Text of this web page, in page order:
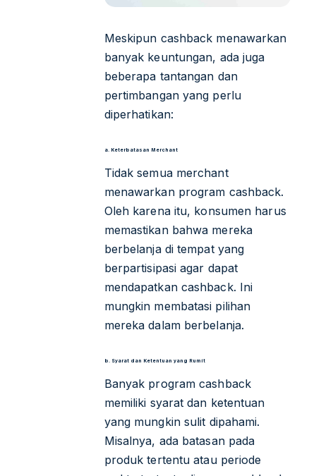
Meskipun cashback menawarkan
banyak keuntungan, ada juga
beberapa tantangan dan
pertimbangan yang perlu
diperhatikan:
a. Keterbatasan Merchant
Tidak semua merchant
menawarkan program cashback.
Oleh karena itu, konsumen harus
memastikan bahwa mereka
berbelanja di tempat yang
berpartisipasi agar dapat
mendapatkan cashback. Ini
mungkin membatasi pilihan
mereka dalam berbelanja.
b. Syarat dan Ketentuan yang Rumit
Banyak program cashback
memiliki syarat dan ketentuan
yang mungkin sulit dipahami.
Misalnya, ada batasan pada
produk tertentu atau periode